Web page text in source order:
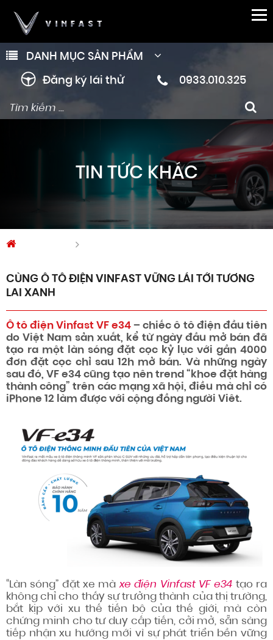
DANH MỤC SẢN PHẨM
Đăng ký lái thử 0933.010.325
TIN TỨC KHÁC
CÙNG Ô TÔ ĐIỆN VINFAST VỮNG LÁI TỚI TƯƠNG
LAI XANH
Ô tô điện Vinfast VF e34– chiếc ô tô điện đầu tiên
do Việt Nam sản xuất, kể từ ngày đầu mở bán đã
tạo ra một làn sóng đặt cọc kỷ lục với gần 4000
đơn đặt cọc chỉ sau 12h mở bán. Và những ngày
sau đó, VF e34 cũng tạo nên trend “khoe đặt hàng
thành công” trên các mạng xã hội, điều mà chỉ có
iPhone 12 làm được với cộng đồng người Viêt.
“Làn sóng” đặt xe màxe điện Vinfast VF e34 tạo ra
không chỉ cho thấy sự trưởng thành của thị trường,
bắt kịp với xu thế tiến bộ của thế giới, mà còn
chứng minh cho tư duy cấp tiến, cởi mở, sẵn sàng
tiếp nhận xu hướng mới vì sự phát triển bền vững